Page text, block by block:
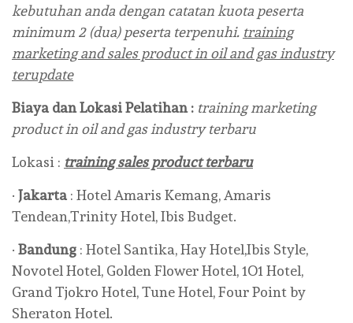
kebutuhan anda dengan catatan kuota peserta
minimum 2 (dua) peserta terpenuhi. training
marketing and sales product in oil and gas industry
terupdate
Biaya dan Lokasi Pelatihan : training marketing
product in oil and gas industry terbaru
Lokasi : training sales product terbaru
· Jakarta : Hotel Amaris Kemang, Amaris
Tendean,Trinity Hotel, Ibis Budget.
· Bandung : Hotel Santika, Hay Hotel,Ibis Style,
Novotel Hotel, Golden Flower Hotel, 1O1 Hotel,
Grand Tjokro Hotel, Tune Hotel, Four Point by
Sheraton Hotel.